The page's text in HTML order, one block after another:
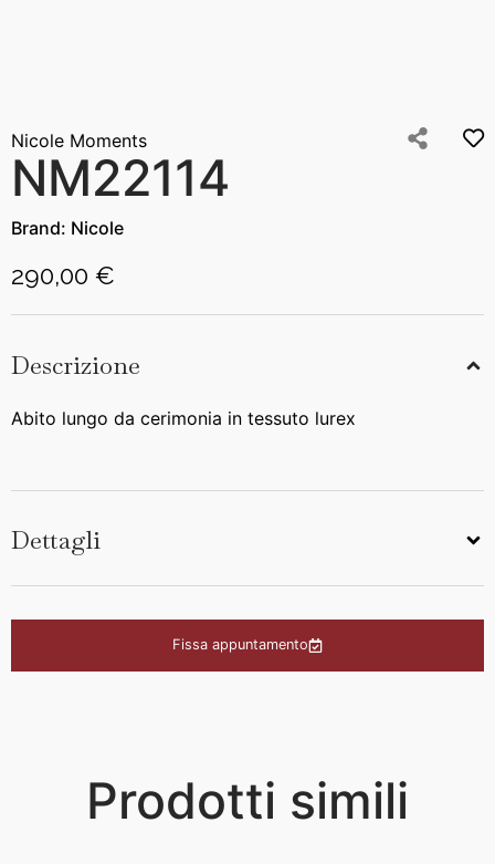
Nicole Moments
NM22114
Brand: Nicole
290,00 €
Descrizione
Abito lungo da cerimonia in tessuto lurex
Dettagli
Fissa appuntamento
Prodotti simili